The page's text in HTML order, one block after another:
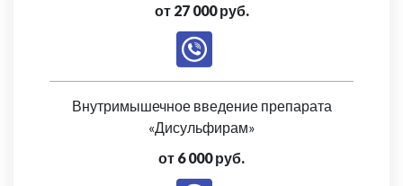
от 27 000 руб.
Внутримышечное введение препарата
«Дисульфирам»
от 6 000 руб.